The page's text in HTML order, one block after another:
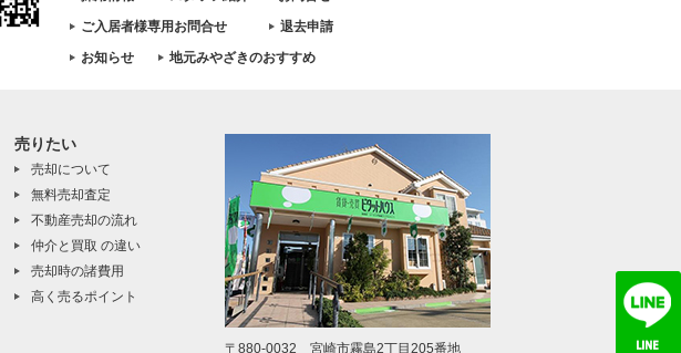
ご入居者様専用お問合せ
退去申請
お知らせ
地元みやざきのおすすめ
売りたい
売却について
無料売却査定
不動産売却の流れ
仲介と買取 の違い
売却時の諸費用
高く売るポイント
〒880-0032 宮崎市霧島2丁目205番地